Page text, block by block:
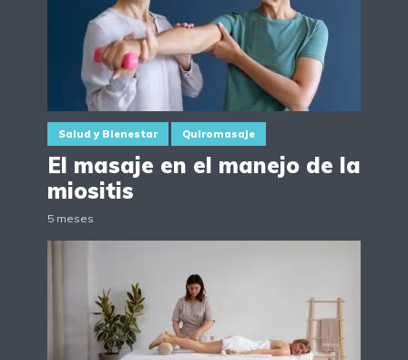
Salud y Bienestar Quiromasaje
El masaje en el manejo de la
miositis
5 meses